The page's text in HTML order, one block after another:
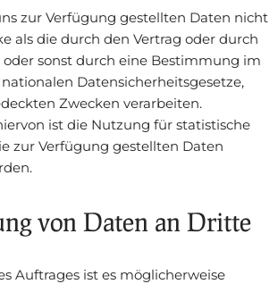
zur Verfügung gestellten Daten nicht
als die durch den Vertrag oder durch
sonst durch eine Bestimmung im
Datensicherheitsgesetze,
Zwecken verarbeiten.
ist die Nutzung für statistische
zur Verfügung gestellten Daten
von Daten an Dritte
Auftrages ist es möglicherweise